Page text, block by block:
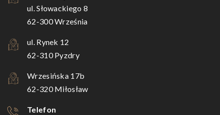
ul. Słowackiego 8
62-300 Września
ul. Rynek 12
62-310 Pyzdry
Wrzesińska 17b
62-320 Miłosław
Telefon